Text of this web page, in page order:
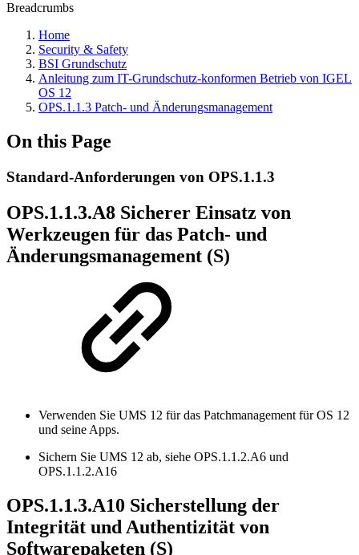
Breadcrumbs
Home
Security & Safety
BSI Grundschutz
Anleitung zum IT-Grundschutz-konformen Betrieb von IGEL
OS 12
OPS.1.1.3 Patch- und Änderungsmanagement
On this Page
Standard-Anforderungen von OPS.1.1.3
OPS.1.1.3.A8 Sicherer Einsatz von
Werkzeugen für das Patch- und
Änderungsmanagement (S)
Verwenden Sie UMS 12 für das Patchmanagement für OS 12
und seine Apps.
Sichern Sie UMS 12 ab, siehe OPS.1.1.2.A6 und
OPS.1.1.2.A16
OPS.1.1.3.A10 Sicherstellung der
Integrität und Authentizität von
Softwarepaketen (S)